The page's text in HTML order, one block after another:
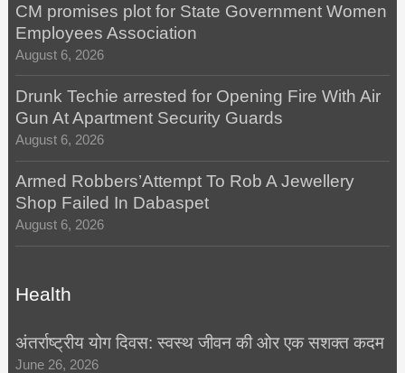
CM promises plot for State Government Women
Employees Association
August 6, 2026
Drunk Techie arrested for Opening Fire With Air
Gun At Apartment Security Guards
August 6, 2026
Armed Robbers’Attempt To Rob A Jewellery
Shop Failed In Dabaspet
August 6, 2026
Health
अंतर्राष्ट्रीय योग दिवस: स्वस्थ जीवन की ओर एक सशक्त कदम
June 26, 2026